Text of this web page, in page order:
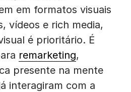
em formatos visuais
vídeos e rich media,
é prioritário. É
remarketing,
presente na mente
interagiram com a